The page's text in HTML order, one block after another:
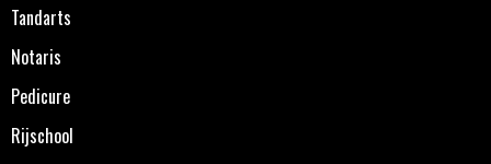
Tandarts
Notaris
Pedicure
Rijschool